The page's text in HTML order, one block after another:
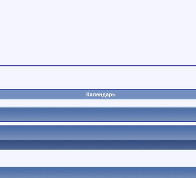
Календарь